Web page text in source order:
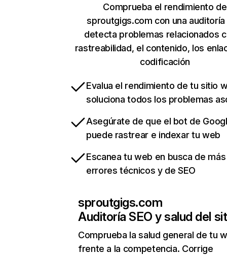
Comprueba el rendimiento de
sproutgigs.com con una auditoría
detecta problemas relacionados
rastreabilidad, el contenido, los
codificación
Evalua el rendimiento de tu sitio
soluciona todos los problemas
Asegúrate de que el bot de
puede rastrear e indexar tu web
Escanea tu web en busca de
errores técnicos y de SEO
sproutgigs.com
Auditoría SEO y salud del
Comprueba la salud general de tu
frente a la competencia. Corrige